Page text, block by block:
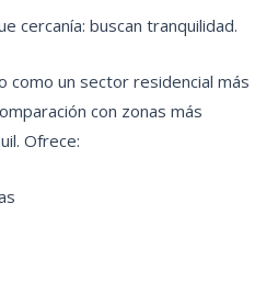
cercanía: buscan tranquilidad.
como un sector residencial más
con zonas más
Ofrece: